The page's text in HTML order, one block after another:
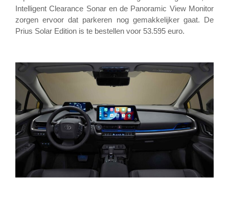
Intelligent Clearance Sonar en de Panoramic View Monitor
zorgen ervoor dat parkeren nog gemakkelijker gaat. De
Prius Solar Edition is te bestellen voor 53.595 euro.